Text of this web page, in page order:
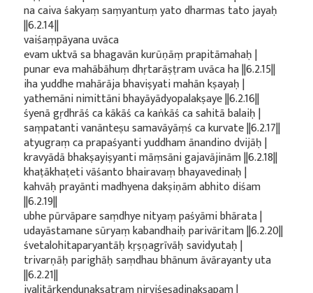
na caiva śakyaṃ saṃyantuṃ yato dharmas tato jayaḥ
||6.2.14||
vaiśaṃpāyana uvāca
evam uktvā sa bhagavān kurūṇāṃ prapitāmahaḥ |
punar eva mahābāhuṃ dhṛtarāṣṭram uvāca ha ||6.2.15||
iha yuddhe mahārāja bhaviṣyati mahān kṣayaḥ |
yathemāni nimittāni bhayāyādyopalakṣaye ||6.2.16||
śyenā gṛdhrāś ca kākāś ca kaṅkāś ca sahitā balaiḥ |
saṃpatanti vanānteṣu samavāyāṃś ca kurvate ||6.2.17||
atyugraṃ ca prapaśyanti yuddham ānandino dvijāḥ |
kravyādā bhakṣayiṣyanti māṃsāni gajavājinām ||6.2.18||
khaṭākhaṭeti vāśanto bhairavaṃ bhayavedinaḥ |
kahvāḥ prayānti madhyena dakṣiṇām abhito diśam
||6.2.19||
ubhe pūrvāpare saṃdhye nityaṃ paśyāmi bhārata |
udayāstamane sūryaṃ kabandhaiḥ parivāritam ||6.2.20||
śvetalohitaparyantāḥ kṛṣṇagrīvāḥ savidyutaḥ |
trivarṇāḥ parighāḥ saṃdhau bhānum āvārayanty uta
||6.2.21||